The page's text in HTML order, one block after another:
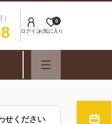
ログインお気に入り
0
せください